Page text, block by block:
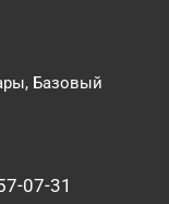
Базовый
07-31